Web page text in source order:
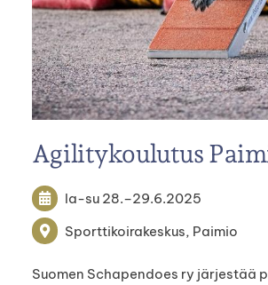
Agilitykoulutus
la-su 28.–29.6.2025
Sporttikoirakeskus, Paimio
Suomen Schapendoes ry järjestää